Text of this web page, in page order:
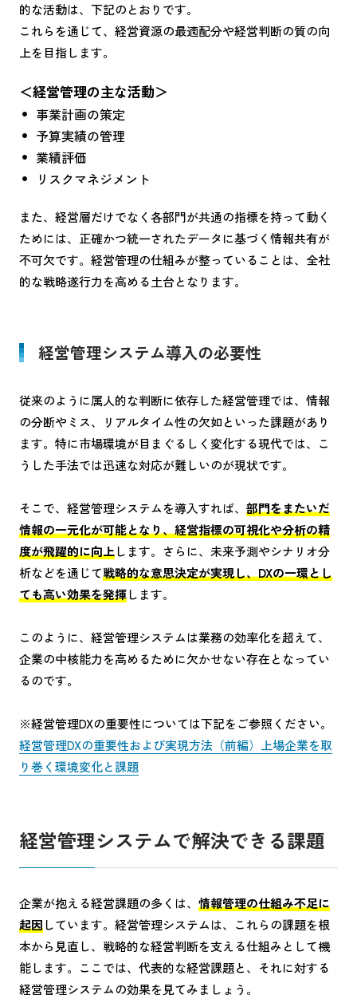
的な活動は、下記のとおりです。
これらを通じて、経営資源の最適配分や経営判断の質の向
上を目指します。
＜経営管理の主な活動＞
事業計画の策定
予算実績の管理
業績評価
リスクマネジメント
また、経営層だけでなく各部門が共通の指標を持って動く
ためには、正確かつ統一されたデータに基づく情報共有が
不可欠です。経営管理の仕組みが整っていることは、全社
的な戦略遂行力を高める土台となります。
経営管理システム導入の必要性
従来のように属人的な判断に依存した経営管理では、情報
の分断やミス、リアルタイム性の欠如といった課題があり
ます。特に市場環境が目まぐるしく変化する現代では、こ
うした手法では迅速な対応が難しいのが現状です。
そこで、経営管理システムを導入すれば、 部門をまたいだ
情報の一元化が可能となり、経営指標の可視化や分析の精
度が飛躍的に向上します。さらに、未来予測やシナリオ分
析などを通じて戦略的な意思決定が実現し、DXの一環とし
ても高い効果を発揮します。
このように、経営管理システムは業務の効率化を超えて、
企業の中核能力を高めるために欠かせない存在となってい
るのです。
※経営管理DXの重要性については下記をご参照ください。
経営管理DXの重要性および実現方法（前編）上場企業を取
り巻く環境変化と課題
経営管理システムで解決できる課題
企業が抱える経営課題の多くは、 情報管理の仕組み不足に
起因しています。経営管理システムは、これらの課題を根
本から見直し、戦略的な経営判断を支える仕組みとして機
能します。ここでは、代表的な経営課題と、それに対する
経営管理システムの効果を見てみましょう。